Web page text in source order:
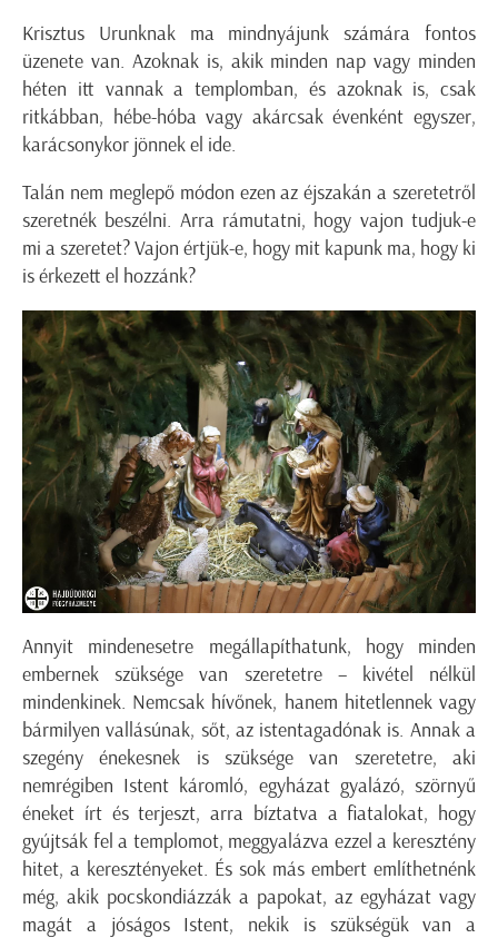
Krisztus Urunknak ma mindnyájunk számára fontos
üzenete van. Azoknak is, akik minden nap vagy minden
héten itt vannak a templomban, és azoknak is, csak
ritkábban, hébe-hóba vagy akárcsak évenként egyszer,
karácsonykor jönnek el ide.
Talán nem meglepő módon ezen az éjszakán a szeretetről
szeretnék beszélni. Arra rámutatni, hogy vajon tudjuk-e
mi a szeretet? Vajon értjük-e, hogy mit kapunk ma, hogy ki
is érkezett el hozzánk?
Annyit mindenesetre megállapíthatunk, hogy minden
embernek szüksége van szeretetre – kivétel nélkül
mindenkinek. Nemcsak hívőnek, hanem hitetlennek vagy
bármilyen vallásúnak, sőt, az istentagadónak is. Annak a
szegény énekesnek is szüksége van szeretetre, aki
nemrégiben Istent káromló, egyházat gyalázó, szörnyű
éneket írt és terjeszt, arra bíztatva a fiatalokat, hogy
gyújtsák fel a templomot, meggyalázva ezzel a keresztény
hitet, a keresztényeket. És sok más embert említhetnénk
még, akik pocskondiázzák a papokat, az egyházat vagy
magát a jóságos Istent, nekik is szükségük van a